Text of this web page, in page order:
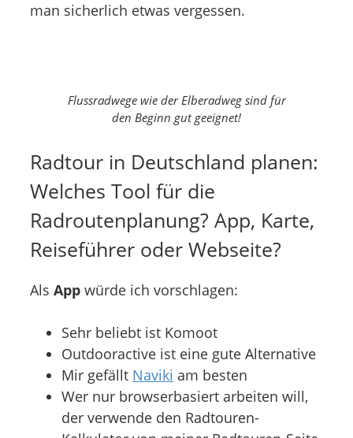
man sicherlich etwas vergessen.
Flussradwege wie der Elberadweg sind für
den Beginn gut geeignet!
Radtour in Deutschland planen:
Welches Tool für die
Radroutenplanung? App, Karte,
Reiseführer oder Webseite?
Als App würde ich vorschlagen:
Sehr beliebt ist Komoot
Outdooractive ist eine gute Alternative
Mir gefällt Naviki am besten
Wer nur browserbasiert arbeiten will,
der verwende den Radtouren-